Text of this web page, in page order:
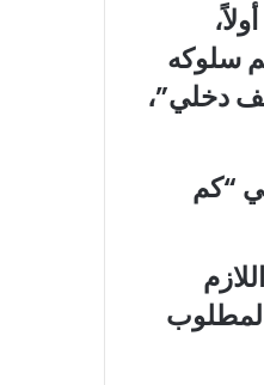
سلوكه
دخلي”،
“كم